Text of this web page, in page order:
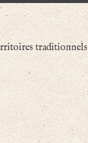
traditionnels